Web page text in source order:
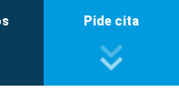
Pide cita